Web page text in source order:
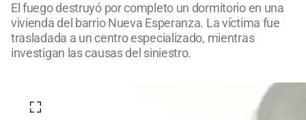
El fuego destruyó por completo un dormitorio en una
vivienda del barrio Nueva Esperanza. La víctima fue
trasladada a un centro especializado, mientras
investigan las causas del siniestro.